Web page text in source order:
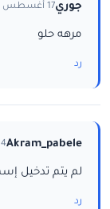
جوري17 أغسطس 2025
مرهه حلو
رد
Akram_pabele4 أغسطس 2025
لم يتم تدخيل إسم
رد